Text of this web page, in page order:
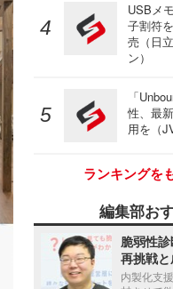
USBメ
子割符
売（日
ン）
「
性、最
用を（
ランキングを
編集部お
脆弱性
再挑戦
内製化支